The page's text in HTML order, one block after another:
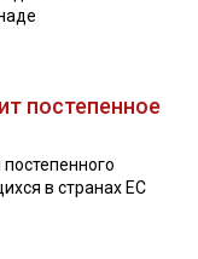
постепенное
в странах ЕС